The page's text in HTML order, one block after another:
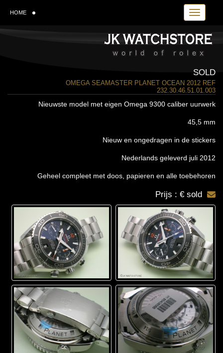
Toggle
HOME
SOLD
OMEGA SEAMASTER PLANET OCEAN 2012 REF
232.30.46.51.01.003
Nieuwste model met eigen Omega 9300 caliber uurwerk
45,5 mm
Nieuw en ongedragen in de stickers
Nederlands geleverd juli 2012
Geheel compleet met doos, papieren en alle toebehoren
Prijs : € sold